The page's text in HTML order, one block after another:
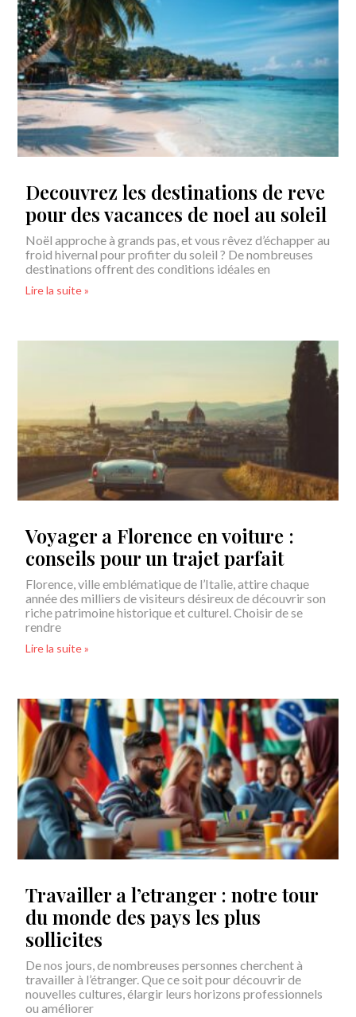
Decouvrez les destinations de reve
pour des vacances de noel au soleil
Noël approche à grands pas, et vous rêvez d’échapper au
froid hivernal pour profiter du soleil ? De nombreuses
destinations offrent des conditions idéales en
Lire la suite »
Voyager a Florence en voiture :
conseils pour un trajet parfait
Florence, ville emblématique de l’Italie, attire chaque
année des milliers de visiteurs désireux de découvrir son
riche patrimoine historique et culturel. Choisir de se
rendre
Lire la suite »
Travailler a l’etranger : notre tour
du monde des pays les plus
sollicites
De nos jours, de nombreuses personnes cherchent à
travailler à l’étranger. Que ce soit pour découvrir de
nouvelles cultures, élargir leurs horizons professionnels
ou améliorer